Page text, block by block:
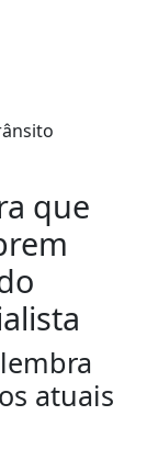
que
atuais